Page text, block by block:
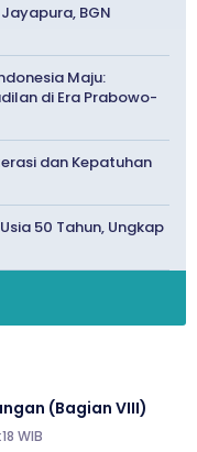
BGN
Maju:
di Era Prabowo-
dan Kepatuhan
50 Tahun, Ungkap
(Bagian VIII)
WIB